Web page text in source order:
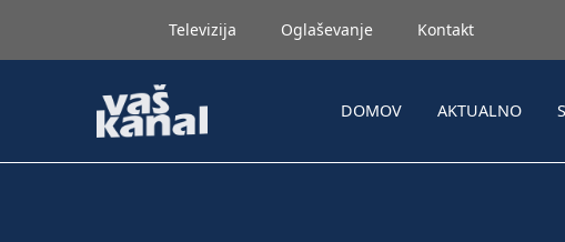
Televizija Oglaševanje Kontakt
DOMOV AKTUALNO